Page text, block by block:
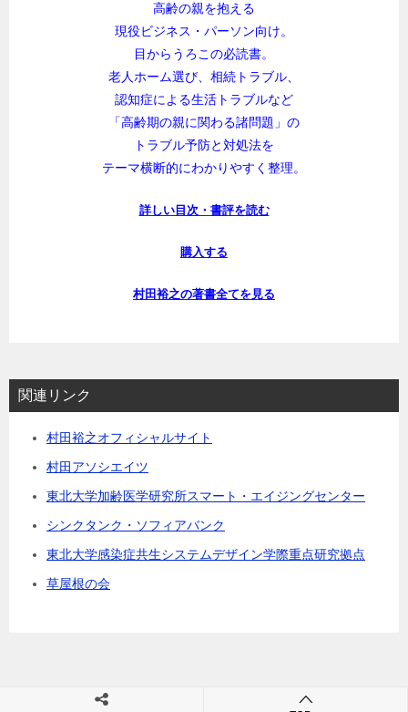
高齢の親を抱える
現役ビジネス・パーソン向け。
目からうろこの必読書。
老人ホーム選び、相続トラブル、
認知症による生活トラブルなど
「高齢期の親に関わる諸問題」の
トラブル予防と対処法を
テーマ横断的にわかりやすく整理。
詳しい目次・書評を読む
購入する
村田裕之の著書全てを見る
関連リンク
村田裕之オフィシャルサイト
村田アソシエイツ
東北大学加齢医学研究所スマート・エイジングセンター
シンクタンク・ソフィアバンク
東北大学感染症共生システムデザイン学際重点研究拠点
草屋根の会